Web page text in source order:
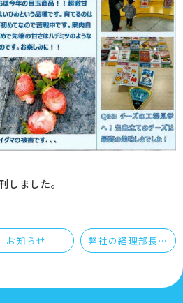
しました。
お知らせ 弊社の経理部長が「令和7年度健康保険委員表彰式」で全国健康保険協会支部長表彰を受賞しました 2026.01.30 お知らせ＆スタッフブログ